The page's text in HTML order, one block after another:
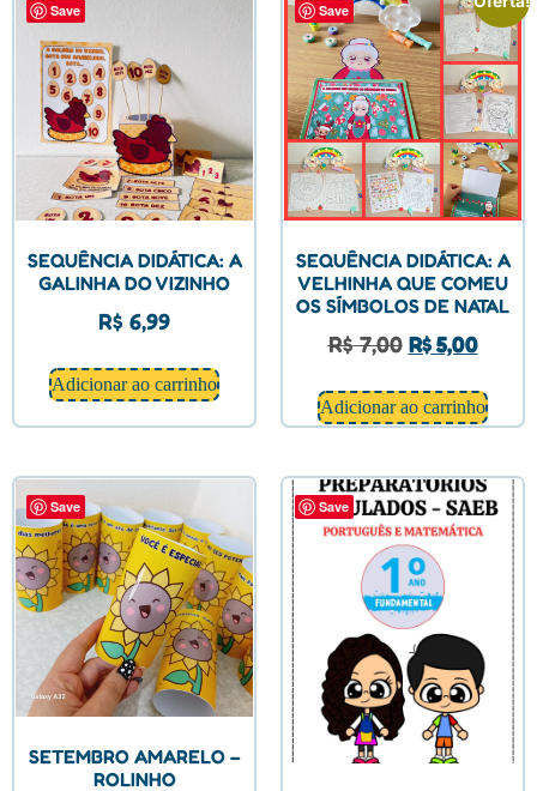
Save
SEQUÊNCIA DIDÁTICA: A
GALINHA DO VIZINHO
R$ 6,99
Adicionar ao carrinho
Save
SEQUÊNCIA DIDÁTICA: A
VELHINHA QUE COMEU
OS SÍMBOLOS DE NATAL
R$7,00 R$5,00
Adicionar ao carrinho
Save
SETEMBRO AMARELO –
ROLINHO
Save